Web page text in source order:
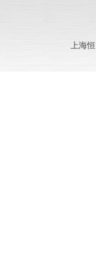
上海